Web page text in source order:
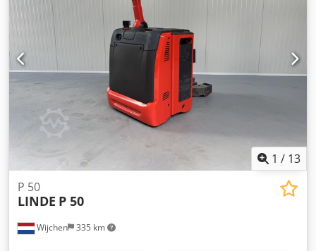
1 / 13
Wijchen 335 km
P 50
LINDE P 50